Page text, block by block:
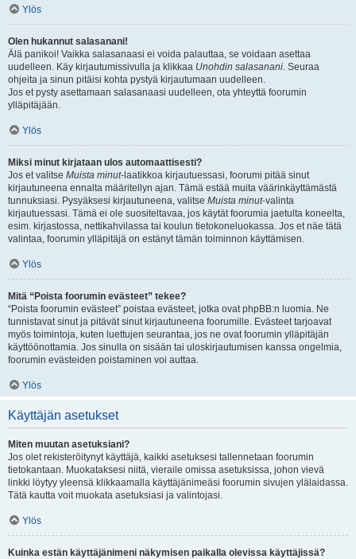
Ylös
Olen hukannut salasanani!
Älä panikoi! Vaikka salasanaasi ei voida palauttaa, se voidaan asettaa
uudelleen. Käy kirjautumissivulla ja klikkaa Unohdin salasanani. Seuraa
ohjeita ja sinun pitäisi kohta pystyä kirjautumaan uudelleen.
Jos et pysty asettamaan salasanaasi uudelleen, ota yhteyttä foorumin
ylläpitäjään.
Ylös
Miksi minut kirjataan ulos automaattisesti?
Jos et valitse Muista minut-laatikkoa kirjautuessasi, foorumi pitää sinut
kirjautuneena ennalta määritellyn ajan. Tämä estää muita väärinkäyttämästä
tunnuksiasi. Pysyäksesi kirjautuneena, valitse Muista minut-valinta
kirjautuessasi. Tämä ei ole suositeltavaa, jos käytät foorumia jaetulta koneelta,
esim. kirjastossa, nettikahvilassa tai koulun tietokoneluokassa. Jos et näe tätä
valintaa, foorumin ylläpitäjä on estänyt tämän toiminnon käyttämisen.
Ylös
Mitä “Poista foorumin evästeet” tekee?
“Poista foorumin evästeet” poistaa evästeet, jotka ovat phpBB:n luomia. Ne
tunnistavat sinut ja pitävät sinut kirjautuneena foorumille. Evästeet tarjoavat
myös toimintoja, kuten luettujen seurantaa, jos ne ovat foorumin ylläpitäjän
käyttöönottamia. Jos sinulla on sisään tai uloskirjautumisen kanssa ongelmia,
foorumin evästeiden poistaminen voi auttaa.
Ylös
Käyttäjän asetukset
Miten muutan asetuksiani?
Jos olet rekisteröitynyt käyttäjä, kaikki asetuksesi tallennetaan foorumin
tietokantaan. Muokataksesi niitä, vieraile omissa asetuksissa, johon vievä
linkki löytyy yleensä klikkaamalla käyttäjänimeäsi foorumin sivujen ylälaidassa.
Tätä kautta voit muokata asetuksiasi ja valintojasi.
Ylös
Kuinka estän käyttäjänimeni näkymisen paikalla olevissa käyttäjissä?